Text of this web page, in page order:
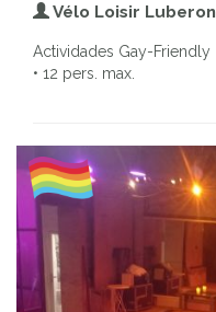
Vélo Loisir Luberon
Actividades Gay-Friendly
• 12 pers. max.